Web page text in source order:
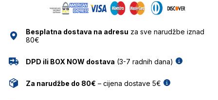
TIMBERLAND
Besplatna dostava na adresu za sve narudžbe iznad
80€
DPD ili BOX NOW dostava (3-7 radnih dana)
Za narudžbe do 80€ – cijena dostave 5€